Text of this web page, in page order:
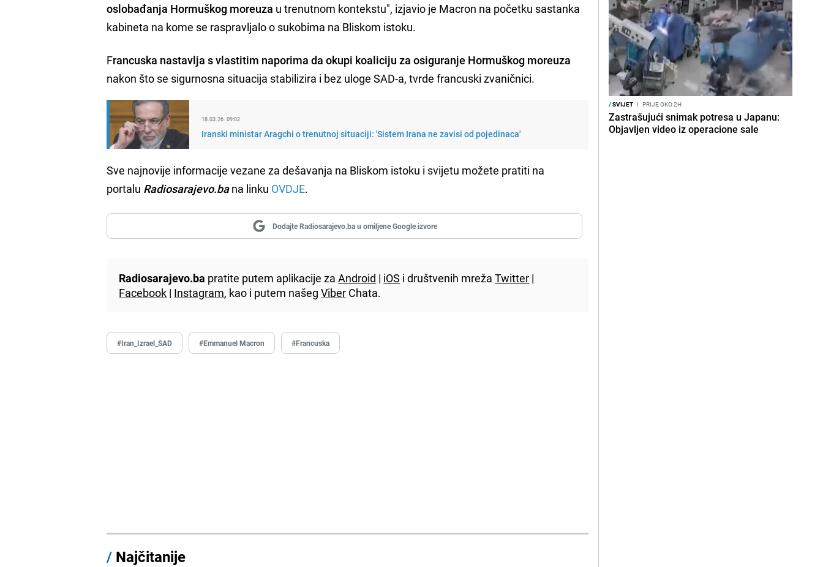
oslobađanja Hormuškog moreuza u trenutnom kontekstu", izjavio je Macron na početku sastanka
kabineta na kome se raspravljalo o sukobima na Bliskom istoku.
Francuska nastavlja s vlastitim naporima da okupi koaliciju za osiguranje Hormuškog moreuza
nakon što se sigurnosna situacija stabilizira i bez uloge SAD-a, tvrde francuski zvaničnici.
18.03.26. 09:02
Iranski ministar Aragchi o trenutnoj situaciji: 'Sistem Irana ne zavisi od pojedinaca'
Sve najnovije informacije vezane za dešavanja na Bliskom istoku i svijetu možete pratiti na
portalu Radiosarajevo.bana linku OVDJE.
Dodajte Radiosarajevo.ba u omiljene Google izvore
Radiosarajevo.ba pratite putem aplikacije zaAndroid | iOS i društvenih mrežaTwitter |
Facebook | Instagram, kao i putem našegViber Chata.
#Iran_Izrael_SAD #Emmanuel Macron #Francuska
/ Najčitanije
/SVIJET I PRIJE OKO 2H
Zastrašujući snimak potresa u Japanu:
Objavljen video iz operacione sale